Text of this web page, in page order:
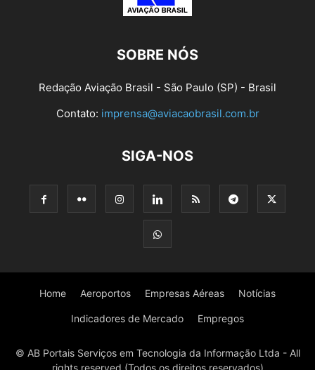
SOBRE NÓS
Redação Aviação Brasil - São Paulo (SP) - Brasil
Contato: imprensa@aviacaobrasil.com.br
SIGA-NOS
Home Aeroportos Empresas Aéreas Notícias
Indicadores de Mercado Empregos
© AB Portais Serviços em Tecnologia da Informação Ltda - All
rights reserved (Todos os direitos reservados)